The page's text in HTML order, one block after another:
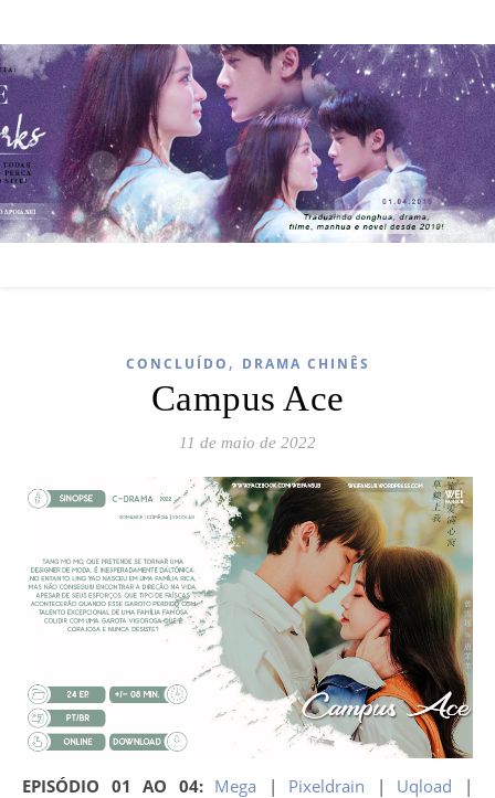
CONCLUÍDO , DRAMA CHINÊS
Campus Ace
11 de maio de 2022
EPISÓDIO 01 AO 04: Mega | Pixeldrain | Uqload |